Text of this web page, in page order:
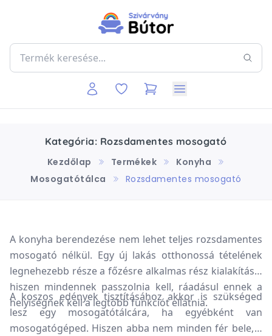
Kategória: Rozsdamentes mosogató
Kezdőlap
Termékek
Konyha
Mosogatótálca
Rozsdamentes mosogató
A konyha berendezése nem lehet teljes rozsdamentes
mosogató nélkül. Egy új lakás otthonossá tételének
legnehezebb része a főzésre alkalmas rész kialakítása,
hiszen mindennek passzolnia kell, ráadásul ennek a
helyiségnek kell a legtöbb funkciót ellátnia.
A koszos edények tisztításához akkor is szükséged
lesz egy mosogatótálcára, ha egyébként van
mosogatógéped. Hiszen abba nem minden fér bele, a